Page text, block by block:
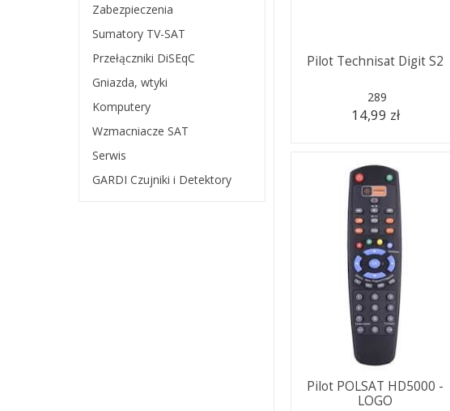
Pilot Technisat Digit S2
289
14,99 zł
Pilot POLSAT HD5000 -
LOGO
Zabezpieczenia
Sumatory TV-SAT
Przełączniki DiSEqC
Gniazda, wtyki
Komputery
Wzmacniacze SAT
Serwis
GARDI Czujniki i Detektory